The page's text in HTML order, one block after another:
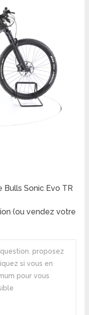
Sonic Evo TR
(ou vendez votre